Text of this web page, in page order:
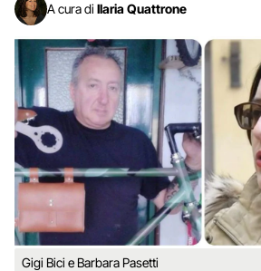
A cura di Ilaria Quattrone
Gigi Bici e Barbara Pasetti